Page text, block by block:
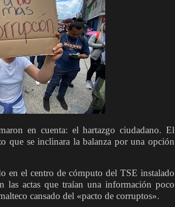
en cuenta: el hartazgo ciudadano. El
que se inclinara la balanza por una opción
en el centro de cómputo del TSE instalado
actas que traían una información poco
cansado del «pacto de corruptos».